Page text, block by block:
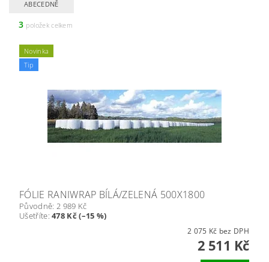
ABECEDNĚ
3 položek celkem
Novinka
Tip
FÓLIE RANIWRAP BÍLÁ/ZELENÁ 500X1800
Původně: 2 989 Kč
Ušetříte:478 Kč (–15 %)
2 075 Kč bez DPH
2 511 Kč